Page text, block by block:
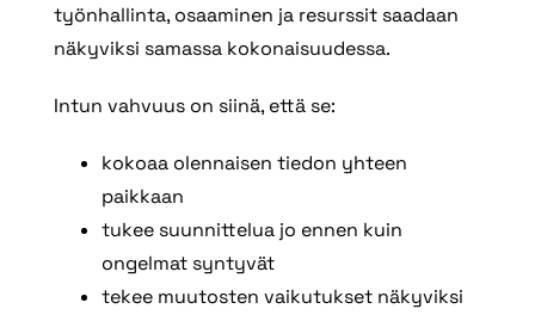
työnhallinta, osaaminen ja resurssit saadaan
näkyviksi samassa kokonaisuudessa.
Intun vahvuus on siinä, että se:
kokoaa olennaisen tiedon yhteen
paikkaan
tukee suunnittelua jo ennen kuin
ongelmat syntyvät
tekee muutosten vaikutukset näkyviksi